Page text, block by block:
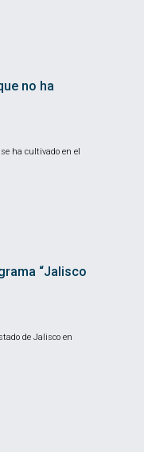
no ha
ha cultivado en el
“Jalisco
de Jalisco en